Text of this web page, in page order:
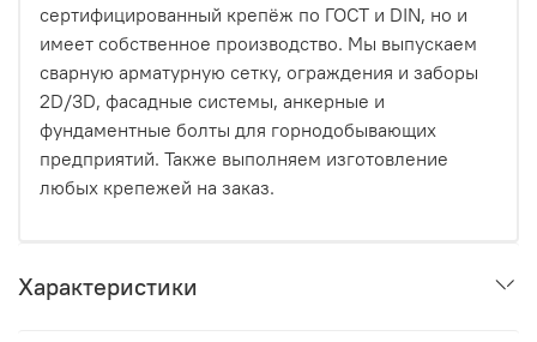
сертифицированный крепёж по ГОСТ и DIN, но и
имеет собственное производство. Мы выпускаем
сварную арматурную сетку, ограждения и заборы
2D/3D, фасадные системы, анкерные и
фундаментные болты для горнодобывающих
предприятий. Также выполняем изготовление
любых крепежей на заказ.
Характеристики